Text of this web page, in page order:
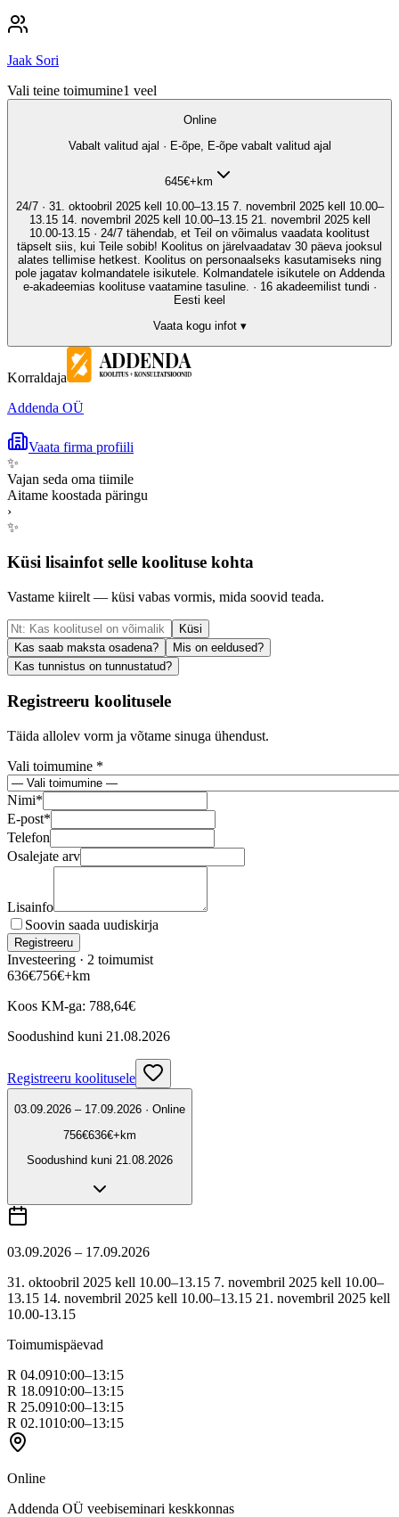
Jaak Sori
Vali teine toimumine1 veel
Online
Vabalt valitud ajal · E-õpe, E-õpe vabalt valitud ajal
645€+km
24/7 · 31. oktoobril 2025 kell 10.00–13.15 7. novembril 2025 kell 10.00–
13.15 14. novembril 2025 kell 10.00–13.15 21. novembril 2025 kell
10.00-13.15 · 24/7 tähendab, et Teil on võimalus vaadata koolitust
täpselt siis, kui Teile sobib! Koolitus on järelvaadatav 30 päeva jooksul
alates tellimise hetkest. Koolitus on personaalseks kasutamiseks ning
pole jagatav kolmandatele isikutele. Kolmandatele isikutele on Addenda
e-akadeemias koolituse vaatamine tasuline. · 16 akadeemilist tundi ·
Eesti keel
Vaata kogu infot ▾
Korraldaja
Addenda OÜ
Vaata firma profiili
✨
Vajan seda oma tiimile
Aitame koostada päringu
›
✨
Küsi lisainfot selle koolituse kohta
Vastame kiirelt — küsi vabas vormis, mida soovid teada.
Küsi
Kas saab maksta osadena?
Mis on eeldused?
Kas tunnistus on tunnustatud?
Registreeru koolitusele
Täida allolev vorm ja võtame sinuga ühendust.
Vali toimumine *
Nimi*
E-post*
Telefon
Osalejate arv
Lisainfo
Soovin saada uudiskirja
Registreeru
Investeering · 2 toimumist
636€756€+km
Koos KM-ga: 788,64€
Soodushind kuni 21.08.2026
Registreeru koolitusele
03.09.2026 – 17.09.2026 · Online
756€636€+km
Soodushind kuni 21.08.2026
03.09.2026 – 17.09.2026
31. oktoobril 2025 kell 10.00–13.15 7. novembril 2025 kell 10.00–
13.15 14. novembril 2025 kell 10.00–13.15 21. novembril 2025 kell
10.00-13.15
Toimumispäevad
R 04.0910:00–13:15
R 18.0910:00–13:15
R 25.0910:00–13:15
R 02.1010:00–13:15
Online
Addenda OÜ veebiseminari keskkonnas